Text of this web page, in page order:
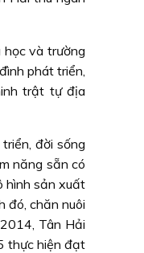
học và trường
phát triển,
trật tự địa
đời sống
năng sẵn có
hình sản xuất
đó, chăn nuôi
Tân Hải
thực hiện đạt